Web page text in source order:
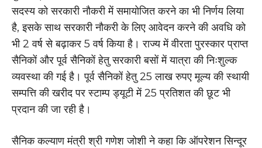
सदस्य को सरकारी नौकरी में समायोजित करने का भी निर्णय लिया
है, इसके साथ सरकारी नौकरी के लिए आवेदन करने की अवधि को
भी 2 वर्ष से बढ़ाकर 5 वर्ष किया है। राज्य में वीरता पुरस्कार प्राप्त
सैनिकों और पूर्व सैनिकों हेतु सरकारी बसों में यात्रा की निःशुल्क
व्यवस्था की गई है। पूर्व सैनिकों हेतु 25 लाख रुपए मूल्य की स्थायी
सम्पत्ति की खरीद पर स्टाम्प ड्यूटी में 25 प्रतिशत की छूट भी
प्रदान की जा रही है।
सैनिक कल्याण मंत्री श्री गणेश जोशी ने कहा कि ऑपरेशन सिन्दूर